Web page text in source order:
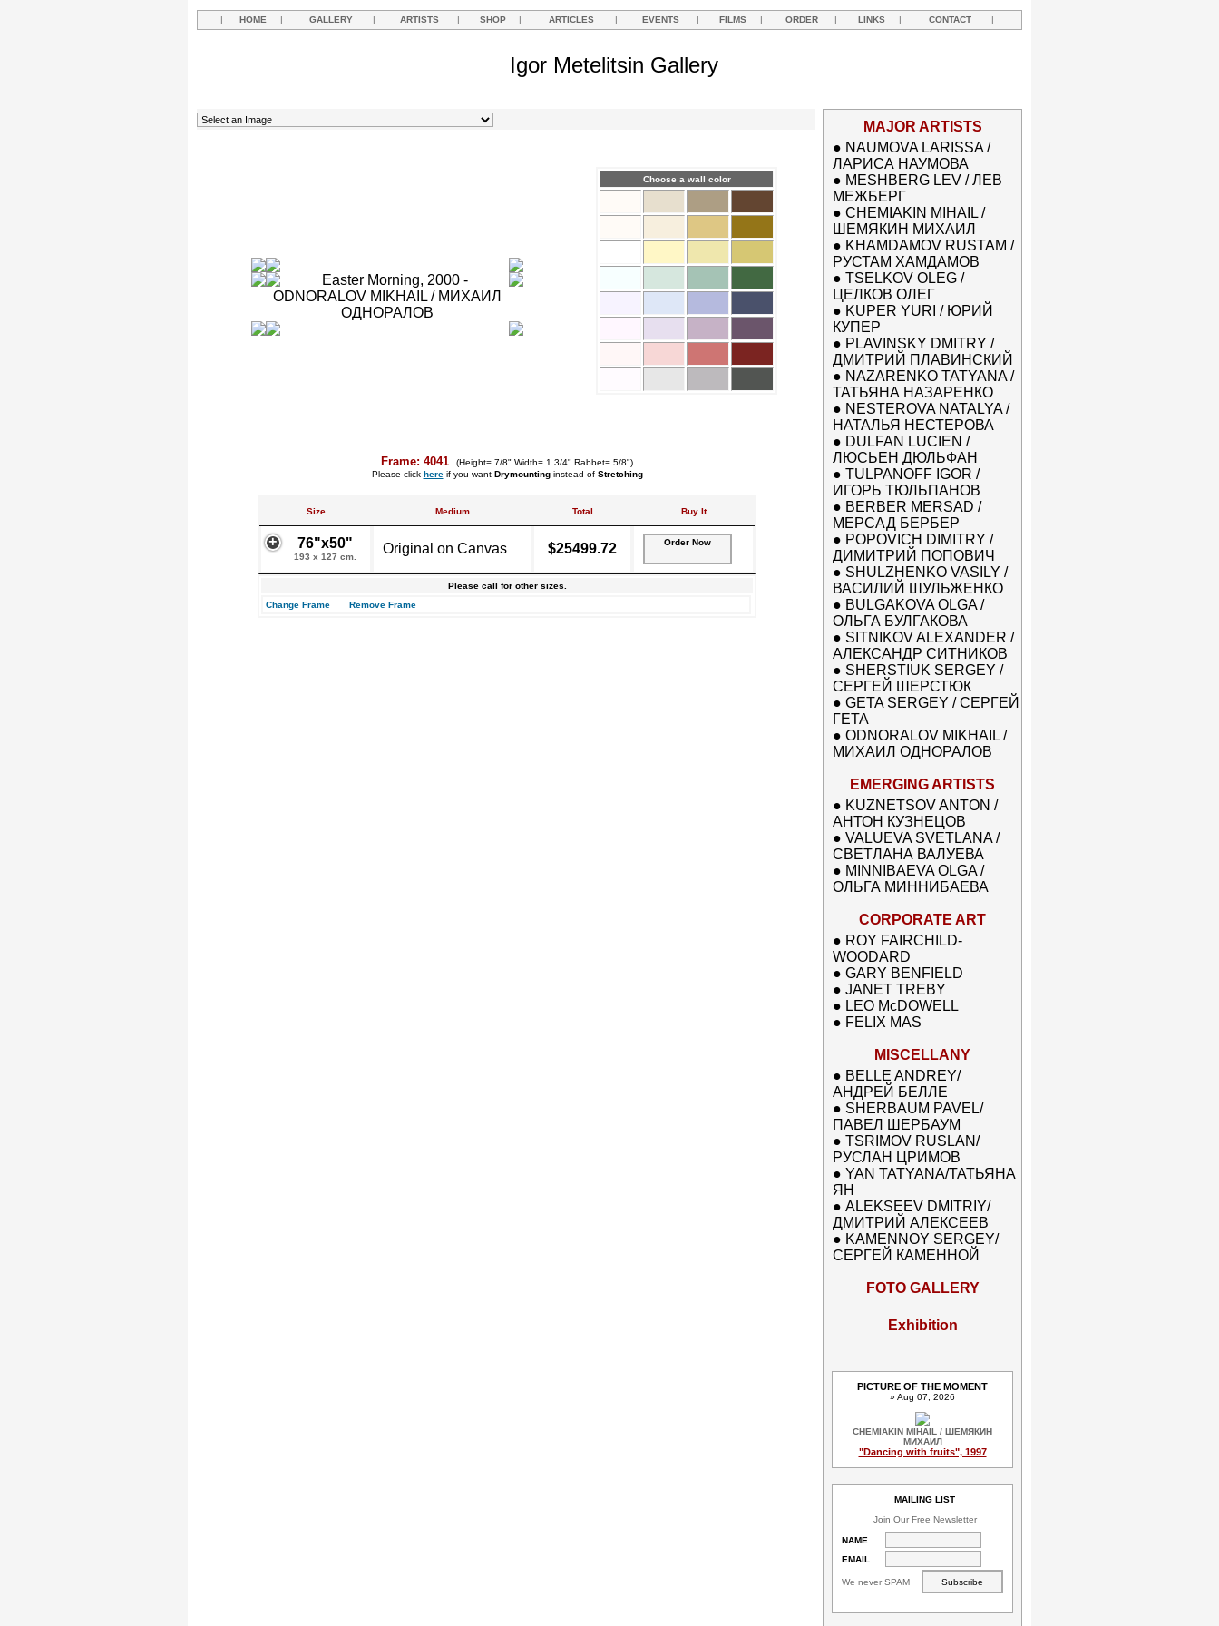
| HOME | GALLERY | ARTISTS | SHOP | ARTICLES | EVENTS | FILMS | ORDER | LINKS | CONTACT |
Igor Metelitsin Gallery
Choose a wall color
Frame: 4041
(Height= 7/8" Width= 1 3/4" Rabbet= 5/8")
Please click hereif you want Drymountinginstead of Stretching
Size Medium Total Buy It
76"x50"
193 x 127 cm.
Original on Canvas $25499.72 Order Now
Please call for other sizes.
Change Frame
Remove Frame
MAJOR ARTISTS
● NAUMOVA LARISSA /
ЛАРИСА НАУМОВА
● MESHBERG LEV / ЛЕВ
МЕЖБЕРГ
● CHEMIAKIN MIHAIL /
ШЕМЯКИН МИХАИЛ
● KHAMDAMOV RUSTAM /
РУСТАМ ХАМДАМОВ
● TSELKOV OLEG /
ЦЕЛКОВ ОЛЕГ
● KUPER YURI / ЮРИЙ
КУПЕР
● PLAVINSKY DMITRY /
ДМИТРИЙ ПЛАВИНСКИЙ
● NAZARENKO TATYANA /
ТАТЬЯНА НАЗАРЕНКО
● NESTEROVA NATALYA /
НАТАЛЬЯ НЕСТЕРОВА
● DULFAN LUCIEN /
ЛЮСЬЕН ДЮЛЬФАН
● TULPANOFF IGOR /
ИГОРЬ ТЮЛЬПАНОВ
● BERBER MERSAD /
МЕРСАД БЕРБЕР
● POPOVICH DIMITRY /
ДИМИТРИЙ ПОПОВИЧ
● SHULZHENKO VASILY /
ВАСИЛИЙ ШУЛЬЖЕНКО
● BULGAKOVA OLGA /
ОЛЬГА БУЛГАКОВА
● SITNIKOV ALEXANDER /
АЛЕКСАНДР СИТНИКОВ
● SHERSTIUK SERGEY /
СЕРГЕЙ ШЕРСТЮК
● GETA SERGEY / СЕРГЕЙ
ГЕТА
● ODNORALOV MIKHAIL /
МИХАИЛ ОДНОРАЛОВ
EMERGING ARTISTS
● KUZNETSOV ANTON /
АНТОН КУЗНЕЦОВ
● VALUEVA SVETLANA /
СВЕТЛАНА ВАЛУЕВА
● MINNIBAEVA OLGA /
ОЛЬГА МИННИБАЕВА
CORPORATE ART
● ROY FAIRCHILD-
WOODARD
● GARY BENFIELD
● JANET TREBY
● LEO McDOWELL
● FELIX MAS
MISCELLANY
● BELLE ANDREY/
АНДРЕЙ БЕЛЛЕ
● SHERBAUM PAVEL/
ПАВЕЛ ШЕРБАУМ
● TSRIMOV RUSLAN/
РУСЛАН ЦРИМОВ
● YAN TATYANA/ТАТЬЯНА
ЯН
● ALEKSEEV DMITRIY/
ДМИТРИЙ АЛЕКСЕЕВ
● KAMENNOY SERGEY/
СЕРГЕЙ КАМЕННОЙ
FOTO GALLERY
Exhibition
PICTURE OF THE MOMENT
» Aug 07, 2026
CHEMIAKIN MIHAIL / ШЕМЯКИН
МИХАИЛ
"Dancing with fruits", 1997
MAILING LIST
Join Our Free Newsletter
NAME
EMAIL
We never SPAM